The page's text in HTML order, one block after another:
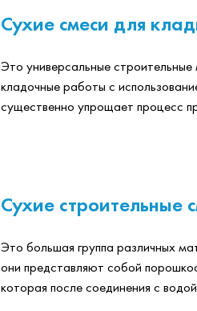
Сухие смеси для
Это универсальные
кладочные работы с
существенно упрощает процесс
Сухие строительные
Это большая группа различных
они представляют собой
которая после соединения с